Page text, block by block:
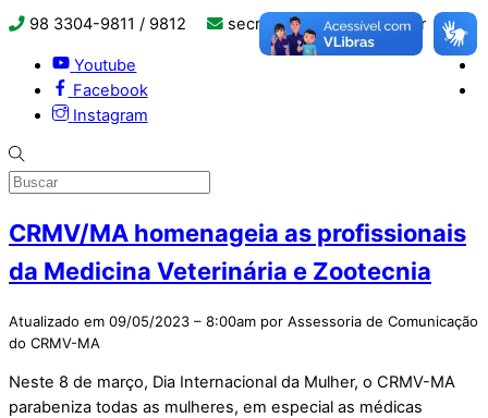
98 3304-9811 / 9812 secretaria@crmvma.org.br
Youtube
Facebook
Instagram
CRMV/MA homenageia as profissionais
da Medicina Veterinária e Zootecnia
Atualizado em 09/05/2023 – 8:00am por Assessoria de Comunicação
do CRMV-MA
Neste 8 de março, Dia Internacional da Mulher, o CRMV-MA
parabeniza todas as mulheres, em especial as médicas